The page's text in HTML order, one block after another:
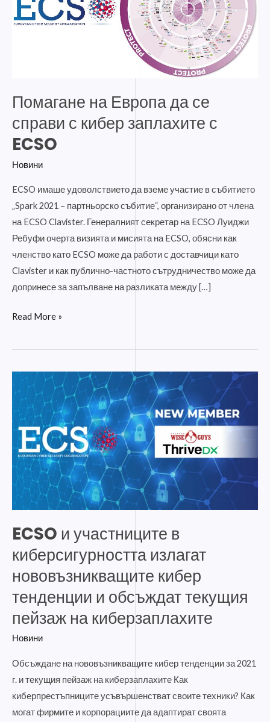
Помагане на Европа да се
справи с кибер заплахите с
ECSO
Новини
ECSO имаше удоволствието да вземе участие в събитието
„Spark 2021 – партньорско събитие“, организирано от члена
на ECSO Clavister. Генералният секретар на ECSO Луиджи
Ребуфи очерта визията и мисията на ECSO, обясни как
членство като ECSO може да работи с доставчици като
Clavister и как публично-частното сътрудничество може да
допринесе за запълване на разликата между […]
с
ECSO
Read More »
ECSO и участниците в
киберсигурността излагат
нововъзникващите кибер
тенденции и обсъждат текущия
пейзаж на киберзаплахите
Новини
Обсъждане на нововъзникващите кибер тенденции за 2021
г. и текущия пейзаж на киберзаплахите Как
киберпрестъпниците усъвършенстват своите техники? Как
могат фирмите и корпорациите да адаптират своята
ECSO
участниците
в
киберсигурността
излагат
нововъзникващите
кибер
тенденции
и
обсъждат
текущия
пейзаж
киберзаплахите